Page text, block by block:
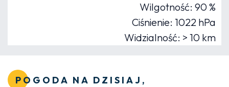
Wilgotność: 90 %
Ciśnienie: 1022 hPa
Widzialność: > 10 km
POGODA NA DZISIAJ,